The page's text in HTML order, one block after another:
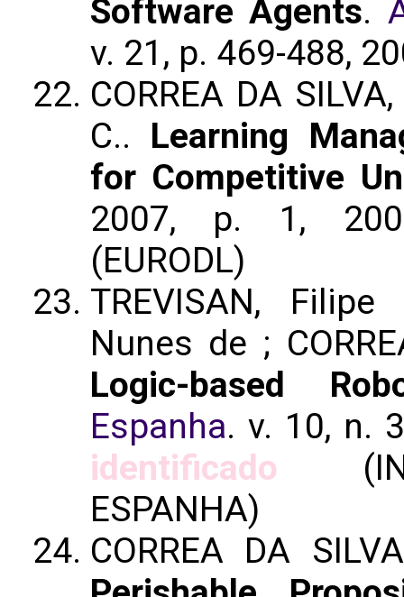
Software Agents.
v. 21, p. 469-488,
CORREA DA
C.. Learning
for Competitive
2007, p. 1,
(EURODL)
TREVISAN,
Nunes de ;
Logic-based
Espanha. v. 10, n.
identificado
ESPANHA)
CORREA DA